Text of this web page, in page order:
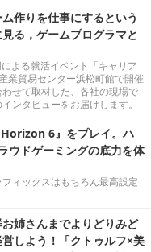
作りを仕事にするという
る，ゲームプログラマと
よる就活イベント「キャリア
業貿易センター浜松町館で開催
せて取材した、各社の現場で
ンタビューをお届けします。
6』をプレイ。ハ
ウドゲーミングの底力を体
ィックスはもちろん最高設定
姉さんまでよりどりみど
しよう！「クトゥルフ×美